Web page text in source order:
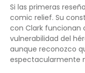
Si las primeras
comic relief. Su
con Clark funcionan
vulnerabilidad del
aunque reconozco
espectacularmente